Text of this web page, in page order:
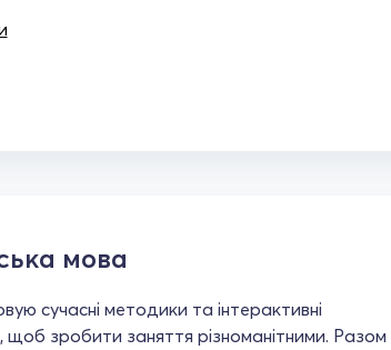
мова
сучасні методики та інтерактивні
щоб зробити заняття різноманітними. Разом